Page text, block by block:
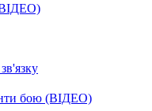
бою (ВІДЕО)